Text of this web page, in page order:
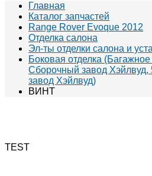
Главная
Каталог запчастей
Range Rover Evoque 2012
Отделка салона
Эл-ты отделки салона и
Боковая отделка
Сборочный завод
завод Хэйлвуд)
ВИНТ
TEST